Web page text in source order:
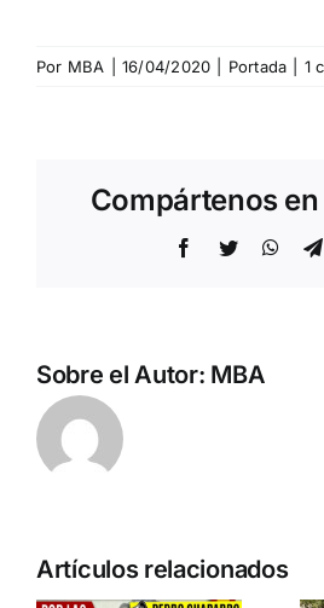
Por MBA 16/04/2020 Portada 1
Compártenos
Facebook
Twitter
Sobre el Autor: MBA
Artículos relacionados
Acto en